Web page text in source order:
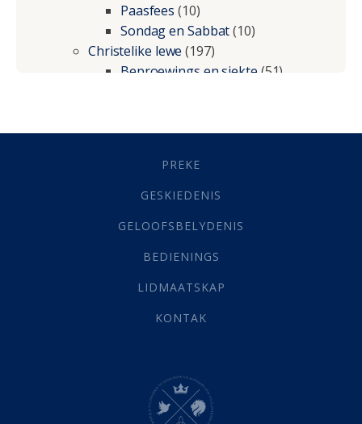
Paasfees (10)
Sondag en Sabbat(10)
Christelike lewe (197)
Beproewings en siekte(51)
Geestelike Groei(10)
(21)
Grys Areas(4)
Lewensdoel(3)
Selfondersoek(1)
Werk(22)
(142)
Hemel (31)
Israel (14)
PREKE
GESKIEDENIS
GELOOFSBELYDENIS
BEDIENINGS
LIDMAATSKAP
KONTAK